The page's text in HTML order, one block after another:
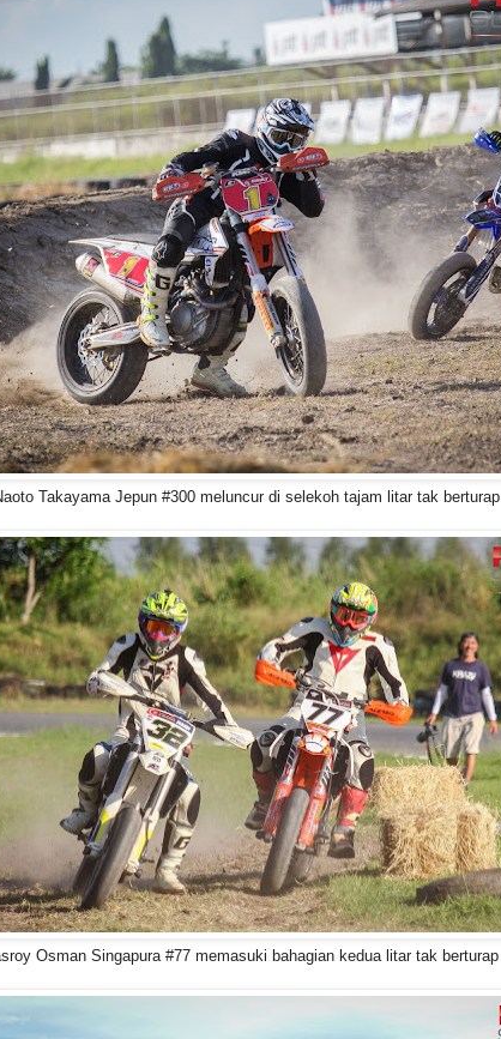
Takayama Jepun #300 meluncur di selekoh tajam litar tak berturap
Osman Singapura #77 memasuki bahagian kedua litar tak berturap